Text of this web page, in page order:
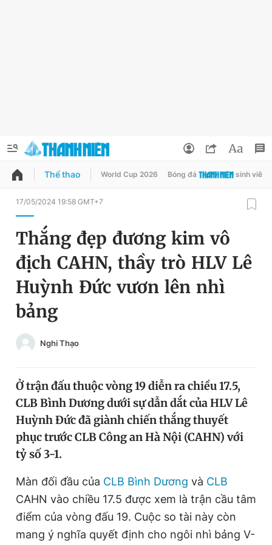
QUẢNG CÁO ĐẶT BÁO
Chuyên mục
Chuyên mục khác
Chào ngày mới
Tin thị trường
Video Magazine
Sản phẩm khác
Tiện ích
Thông tin tòa soạn Liên hệ quảng cáo
Đổi mật khẩu
Tin đã lưu
Tin đã xem
Thể thao World Cup 2026 Bóng đá sinh viên
17/05/2024 19:58 GMT+7
Thắng đẹp đương kim vô
địch CAHN, thầy trò HLV Lê
Huỳnh Đức vươn lên nhì
bảng
Nghi Thạo
Ở trận đấu thuộc vòng 19 diễn ra chiều 17.5,
CLB Bình Dương dưới sự dẫn dắt của HLV Lê
Huỳnh Đức đã giành chiến thắng thuyết
phục trước CLB Công an Hà Nội (CAHN) với
tỷ số 3-1.
Màn đối đầu của CLB Bình Dương và CLB
CAHN vào chiều 17.5 được xem là trận cầu tâm
điểm của vòng đấu 19. Cuộc so tài này còn
mang ý nghĩa quyết định cho ngôi nhì bảng V-